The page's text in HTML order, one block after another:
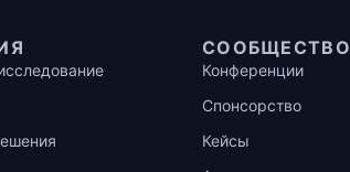
СООБЩЕСТВО
Конференции
Спонсорство
Кейсы